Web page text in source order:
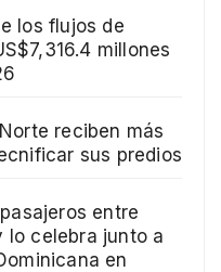
los flujos de
millones
reciben más
sus predios
entre
lo celebra junto a
en